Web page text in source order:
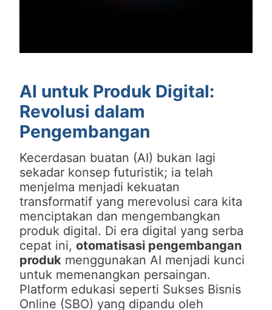
AI untuk Produk Digital:
Revolusi dalam
Pengembangan
Kecerdasan buatan (AI) bukan lagi
sekadar konsep futuristik; ia telah
menjelma menjadi kekuatan
transformatif yang merevolusi cara kita
menciptakan dan mengembangkan
produk digital. Di era digital yang serba
cepat ini, otomatisasi pengembangan
produk menggunakan AI menjadi kunci
untuk memenangkan persaingan.
Platform edukasi seperti Sukses Bisnis
Online (SBO) yang dipandu oleh